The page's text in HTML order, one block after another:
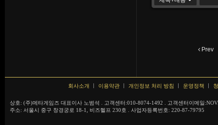
Prev
회사소개 이용약관 개인정보 처리 방침 운영정책
상호: (주)메타게임즈 대표이사 노범석 . 고객센터:010-8074-1492 . 고객센터이메일
주소: 서울시 중구 창경궁로 18-1, 비즈헬프 230호 . 사업자등록번호: 220-87-79795